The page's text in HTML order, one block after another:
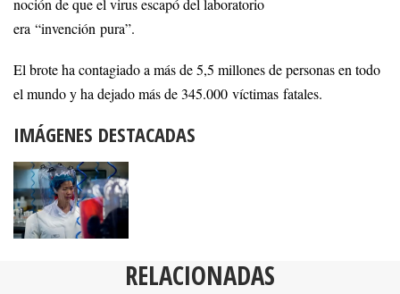
noción de que el virus escapó del laboratorio
era “invención pura”.
El brote ha contagiado a más de 5,5 millones de personas en todo
el mundo y ha dejado más de 345.000 víctimas fatales.
IMÁGENES DESTACADAS
RELACIONADAS